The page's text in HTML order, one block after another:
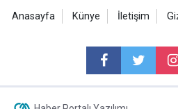
Anasayfa Künye İletişim